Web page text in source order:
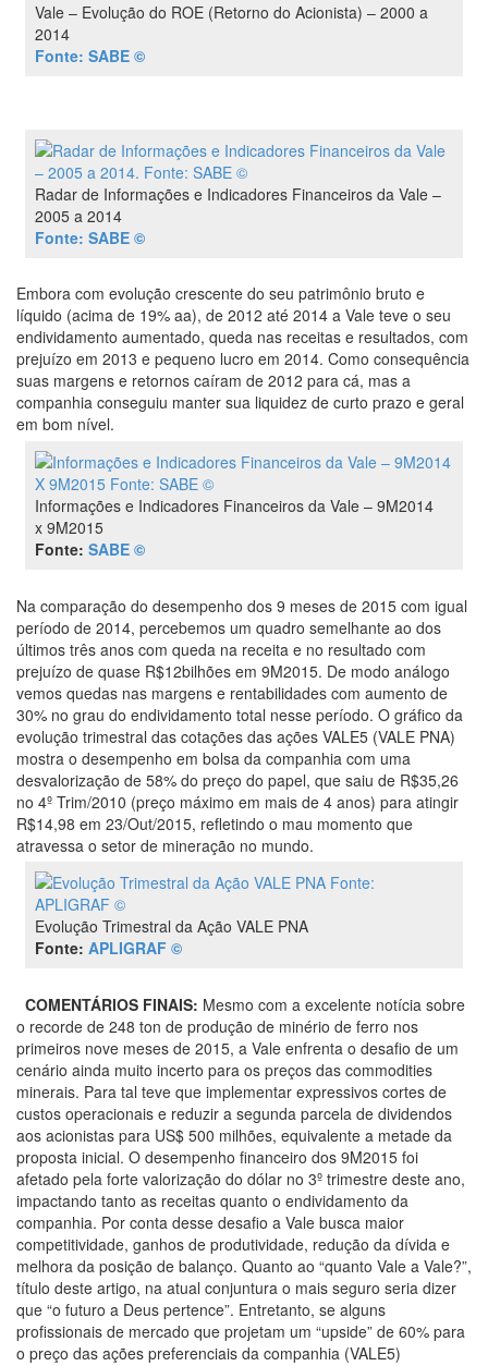
Vale – Evolução do ROE (Retorno do Acionista) – 2000 a
2014
Fonte: SABE ©
Radar de Informações e Indicadores Financeiros da Vale –
2005 a 2014
Fonte: SABE ©
Embora com evolução crescente do seu patrimônio bruto e
líquido (acima de 19% aa), de 2012 até 2014 a Vale teve o seu
endividamento aumentado, queda nas receitas e resultados, com
prejuízo em 2013 e pequeno lucro em 2014. Como consequência
suas margens e retornos caíram de 2012 para cá, mas a
companhia conseguiu manter sua liquidez de curto prazo e geral
em bom nível.
Informações e Indicadores Financeiros da Vale – 9M2014
x 9M2015
Fonte:SABE ©
Na comparação do desempenho dos 9 meses de 2015 com igual
período de 2014, percebemos um quadro semelhante ao dos
últimos três anos com queda na receita e no resultado com
prejuízo de quase R$12bilhões em 9M2015. De modo análogo
vemos quedas nas margens e rentabilidades com aumento de
30% no grau do endividamento total nesse período. O gráfico da
evolução trimestral das cotações das ações VALE5 (VALE PNA)
mostra o desempenho em bolsa da companhia com uma
desvalorização de 58% do preço do papel, que saiu de R$35,26
no 4º Trim/2010 (preço máximo em mais de 4 anos) para atingir
R$14,98 em 23/Out/2015, refletindo o mau momento que
atravessa o setor de mineração no mundo.
Evolução Trimestral da Ação VALE PNA
Fonte:APLIGRAF ©
COMENTÁRIOS FINAIS: Mesmo com a excelente notícia sobre
o recorde de 248 ton de produção de minério de ferro nos
primeiros nove meses de 2015, a Vale enfrenta o desafio de um
cenário ainda muito incerto para os preços das commodities
minerais. Para tal teve que implementar expressivos cortes de
custos operacionais e reduzir a segunda parcela de dividendos
aos acionistas para US$ 500 milhões, equivalente a metade da
proposta inicial. O desempenho financeiro dos 9M2015 foi
afetado pela forte valorização do dólar no 3º trimestre deste ano,
impactando tanto as receitas quanto o endividamento da
companhia. Por conta desse desafio a Vale busca maior
competitividade, ganhos de produtividade, redução da dívida e
melhora da posição de balanço. Quanto ao “quanto Vale a Vale?”,
título deste artigo, na atual conjuntura o mais seguro seria dizer
que “o futuro a Deus pertence”. Entretanto, se alguns
profissionais de mercado que projetam um “upside” de 60% para
o preço das ações preferenciais da companhia (VALE5)